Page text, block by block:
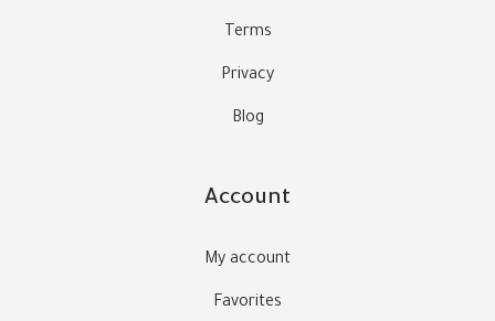
Terms
Privacy
Blog
Account
My account
Favorites